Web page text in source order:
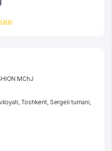
MChJ
,Toshkent, Sergeli tumani,